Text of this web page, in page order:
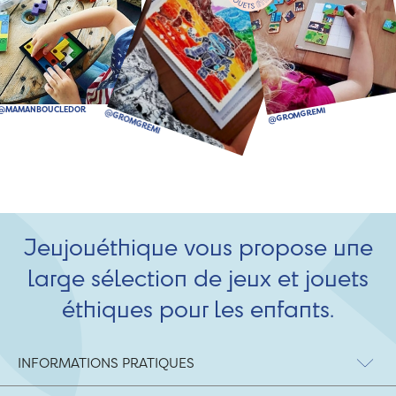
Jeujouéthique vous propose une
large sélection de jeux et jouets
éthiques pour les enfants.
INFORMATIONS PRATIQUES